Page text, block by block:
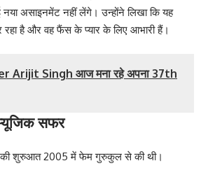
असाइनमेंट नहीं लेंगे। उन्होंने लिखा कि यह
है और वह फैंस के प्यार के लिए आभारी हैं।
Arijit Singh आज मना रहे अपना 37th
सफर
की शुरुआत 2005 में फेम गुरुकुल से की थी।